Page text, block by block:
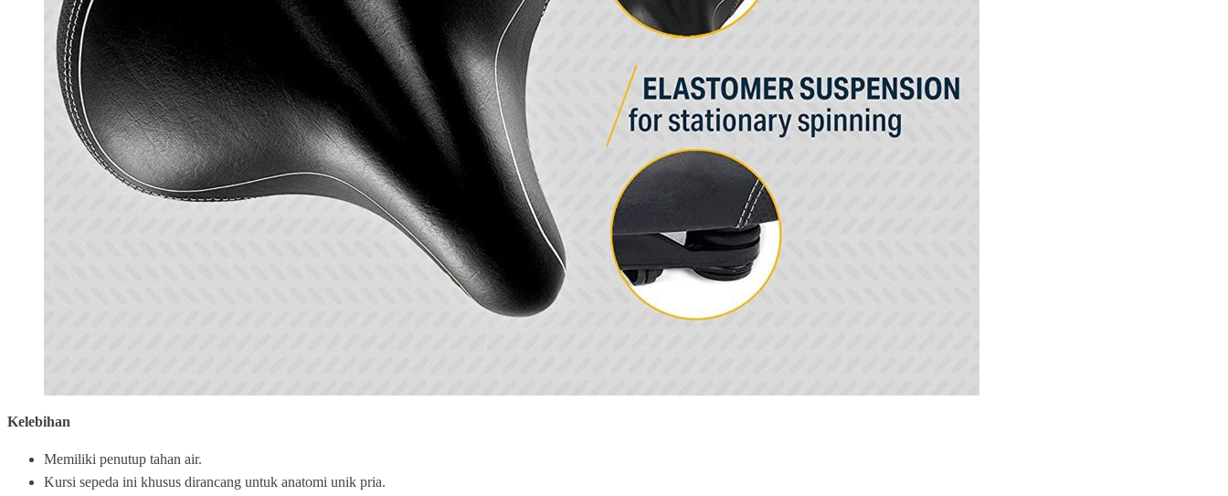
Kelebihan
Memiliki penutup tahan air.
Kursi sepeda ini khusus dirancang untuk anatomi unik pria.